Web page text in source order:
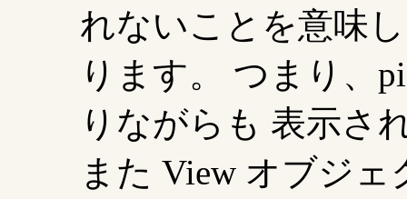
れないことを意味
ります。 つまり、
りながらも 表示さ
また View オブジ